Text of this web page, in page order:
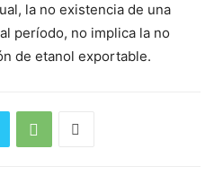
la no existencia de una
período, no implica la no
de etanol exportable.